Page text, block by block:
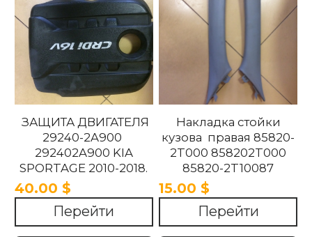
ЗАЩИТА ДВИГАТЕЛЯ
29240-2A900
292402A900 KIA
SPORTAGE 2010-2018.
40.00 $
Перейти
Накладка стойки
кузова правая 85820-
2T000 858202T000
85820-2T10087
858202T10087 85820-
2T100UP
858202T100UP Kia
Optima 2010 -2015
15.00 $
Перейти